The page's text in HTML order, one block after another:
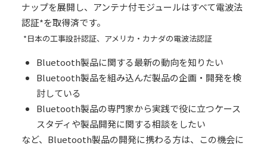
ナップを展開し、アンテナ付モジュールはすべて電波法
認証*を取得済です。
*日本の工事設計認証、アメリカ・カナダの電波法認証
Bluetooth製品に関する最新の動向を知りたい
Bluetooth製品を組み込んだ製品の企画・開発を検
討している
Bluetooth製品の専門家から実践で役に立つケース
スタディや製品開発に関する相談をしたい
など、Bluetooth製品の開発に携わる方は、この機会に